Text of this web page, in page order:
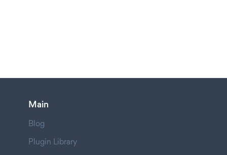
Main
Blog
Plugin Library